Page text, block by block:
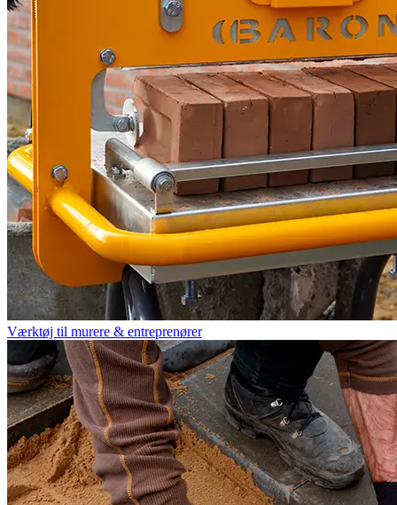
Værktøj til murere & entreprenører